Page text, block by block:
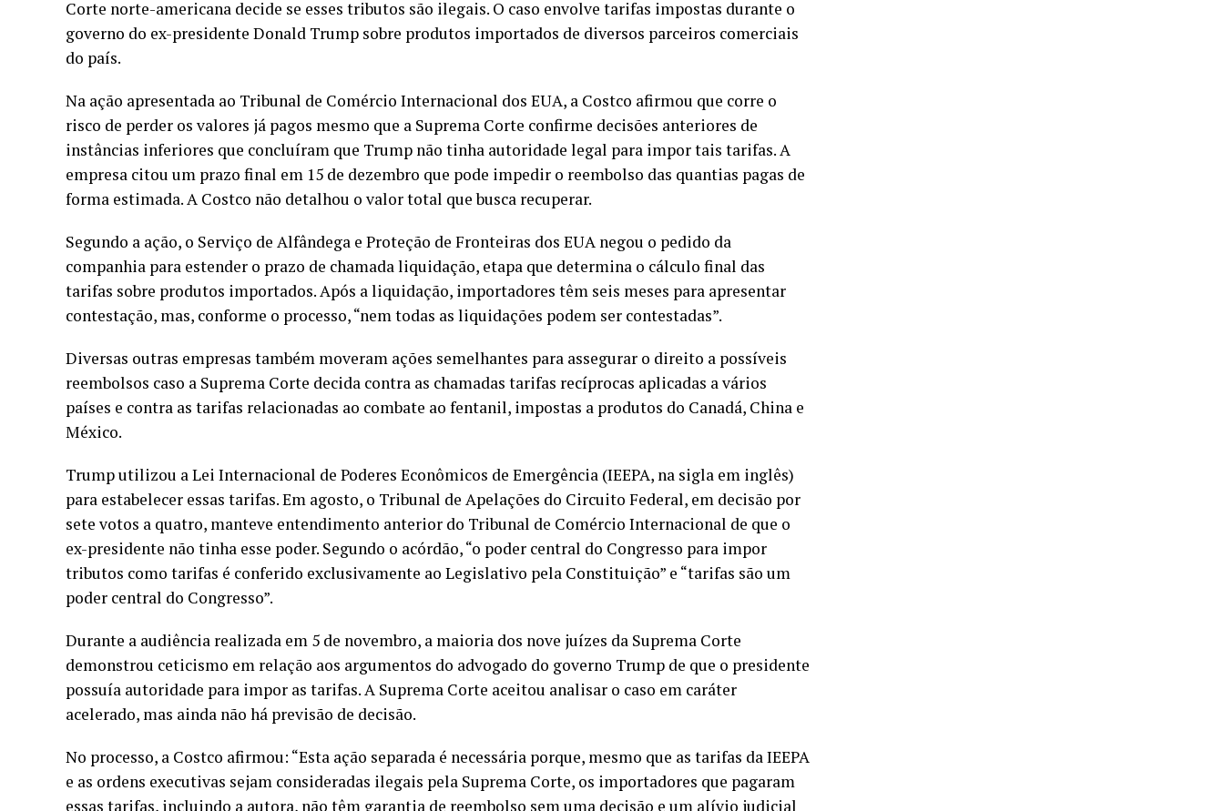
Corte norte-americana decide se esses tributos são ilegais. O caso envolve tarifas impostas durante o
governo do ex-presidente Donald Trump sobre produtos importados de diversos parceiros comerciais
do país.
Na ação apresentada ao Tribunal de Comércio Internacional dos EUA, a Costco afirmou que corre o
risco de perder os valores já pagos mesmo que a Suprema Corte confirme decisões anteriores de
instâncias inferiores que concluíram que Trump não tinha autoridade legal para impor tais tarifas. A
empresa citou um prazo final em 15 de dezembro que pode impedir o reembolso das quantias pagas de
forma estimada. A Costco não detalhou o valor total que busca recuperar.
Segundo a ação, o Serviço de Alfândega e Proteção de Fronteiras dos EUA negou o pedido da
companhia para estender o prazo de chamada liquidação, etapa que determina o cálculo final das
tarifas sobre produtos importados. Após a liquidação, importadores têm seis meses para apresentar
contestação, mas, conforme o processo, “nem todas as liquidações podem ser contestadas”.
Diversas outras empresas também moveram ações semelhantes para assegurar o direito a possíveis
reembolsos caso a Suprema Corte decida contra as chamadas tarifas recíprocas aplicadas a vários
países e contra as tarifas relacionadas ao combate ao fentanil, impostas a produtos do Canadá, China e
México.
Trump utilizou a Lei Internacional de Poderes Econômicos de Emergência (IEEPA, na sigla em inglês)
para estabelecer essas tarifas. Em agosto, o Tribunal de Apelações do Circuito Federal, em decisão por
sete votos a quatro, manteve entendimento anterior do Tribunal de Comércio Internacional de que o
ex-presidente não tinha esse poder. Segundo o acórdão, “o poder central do Congresso para impor
tributos como tarifas é conferido exclusivamente ao Legislativo pela Constituição” e “tarifas são um
poder central do Congresso”.
Durante a audiência realizada em 5 de novembro, a maioria dos nove juízes da Suprema Corte
demonstrou ceticismo em relação aos argumentos do advogado do governo Trump de que o presidente
possuía autoridade para impor as tarifas. A Suprema Corte aceitou analisar o caso em caráter
acelerado, mas ainda não há previsão de decisão.
No processo, a Costco afirmou: “Esta ação separada é necessária porque, mesmo que as tarifas da IEEPA
e as ordens executivas sejam consideradas ilegais pela Suprema Corte, os importadores que pagaram
essas tarifas, incluindo a autora, não têm garantia de reembolso sem uma decisão e um alívio judicial